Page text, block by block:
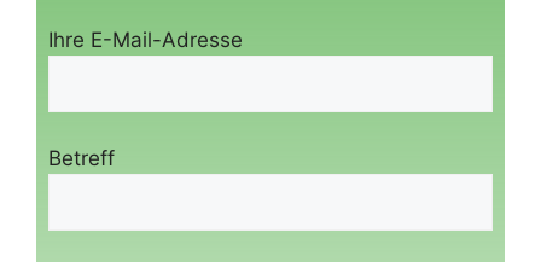
Ihre E-Mail-Adresse
Betreff